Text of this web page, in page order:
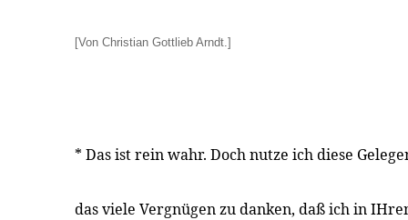
[Von Christian Gottlieb Arndt.]
* Das ist rein wahr. Doch nutze ich diese
das viele Vergnügen zu danken, daß ich in